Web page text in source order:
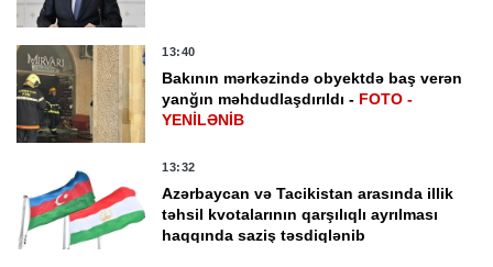
13:40
Bakının mərkəzində obyektdə baş verən
yanğın məhdudlaşdırıldı - FOTO -
YENİLƏNİB
13:32
Azərbaycan və Tacikistan arasında illik
təhsil kvotalarının qarşılıqlı ayrılması
haqqında saziş təsdiqlənib